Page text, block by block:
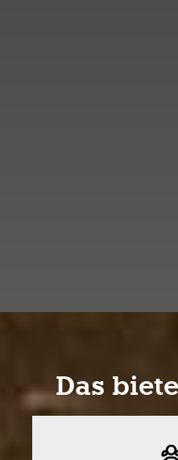
Das